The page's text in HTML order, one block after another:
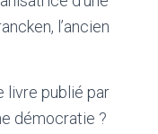
l’ancien
livre publié par
démocratie ?